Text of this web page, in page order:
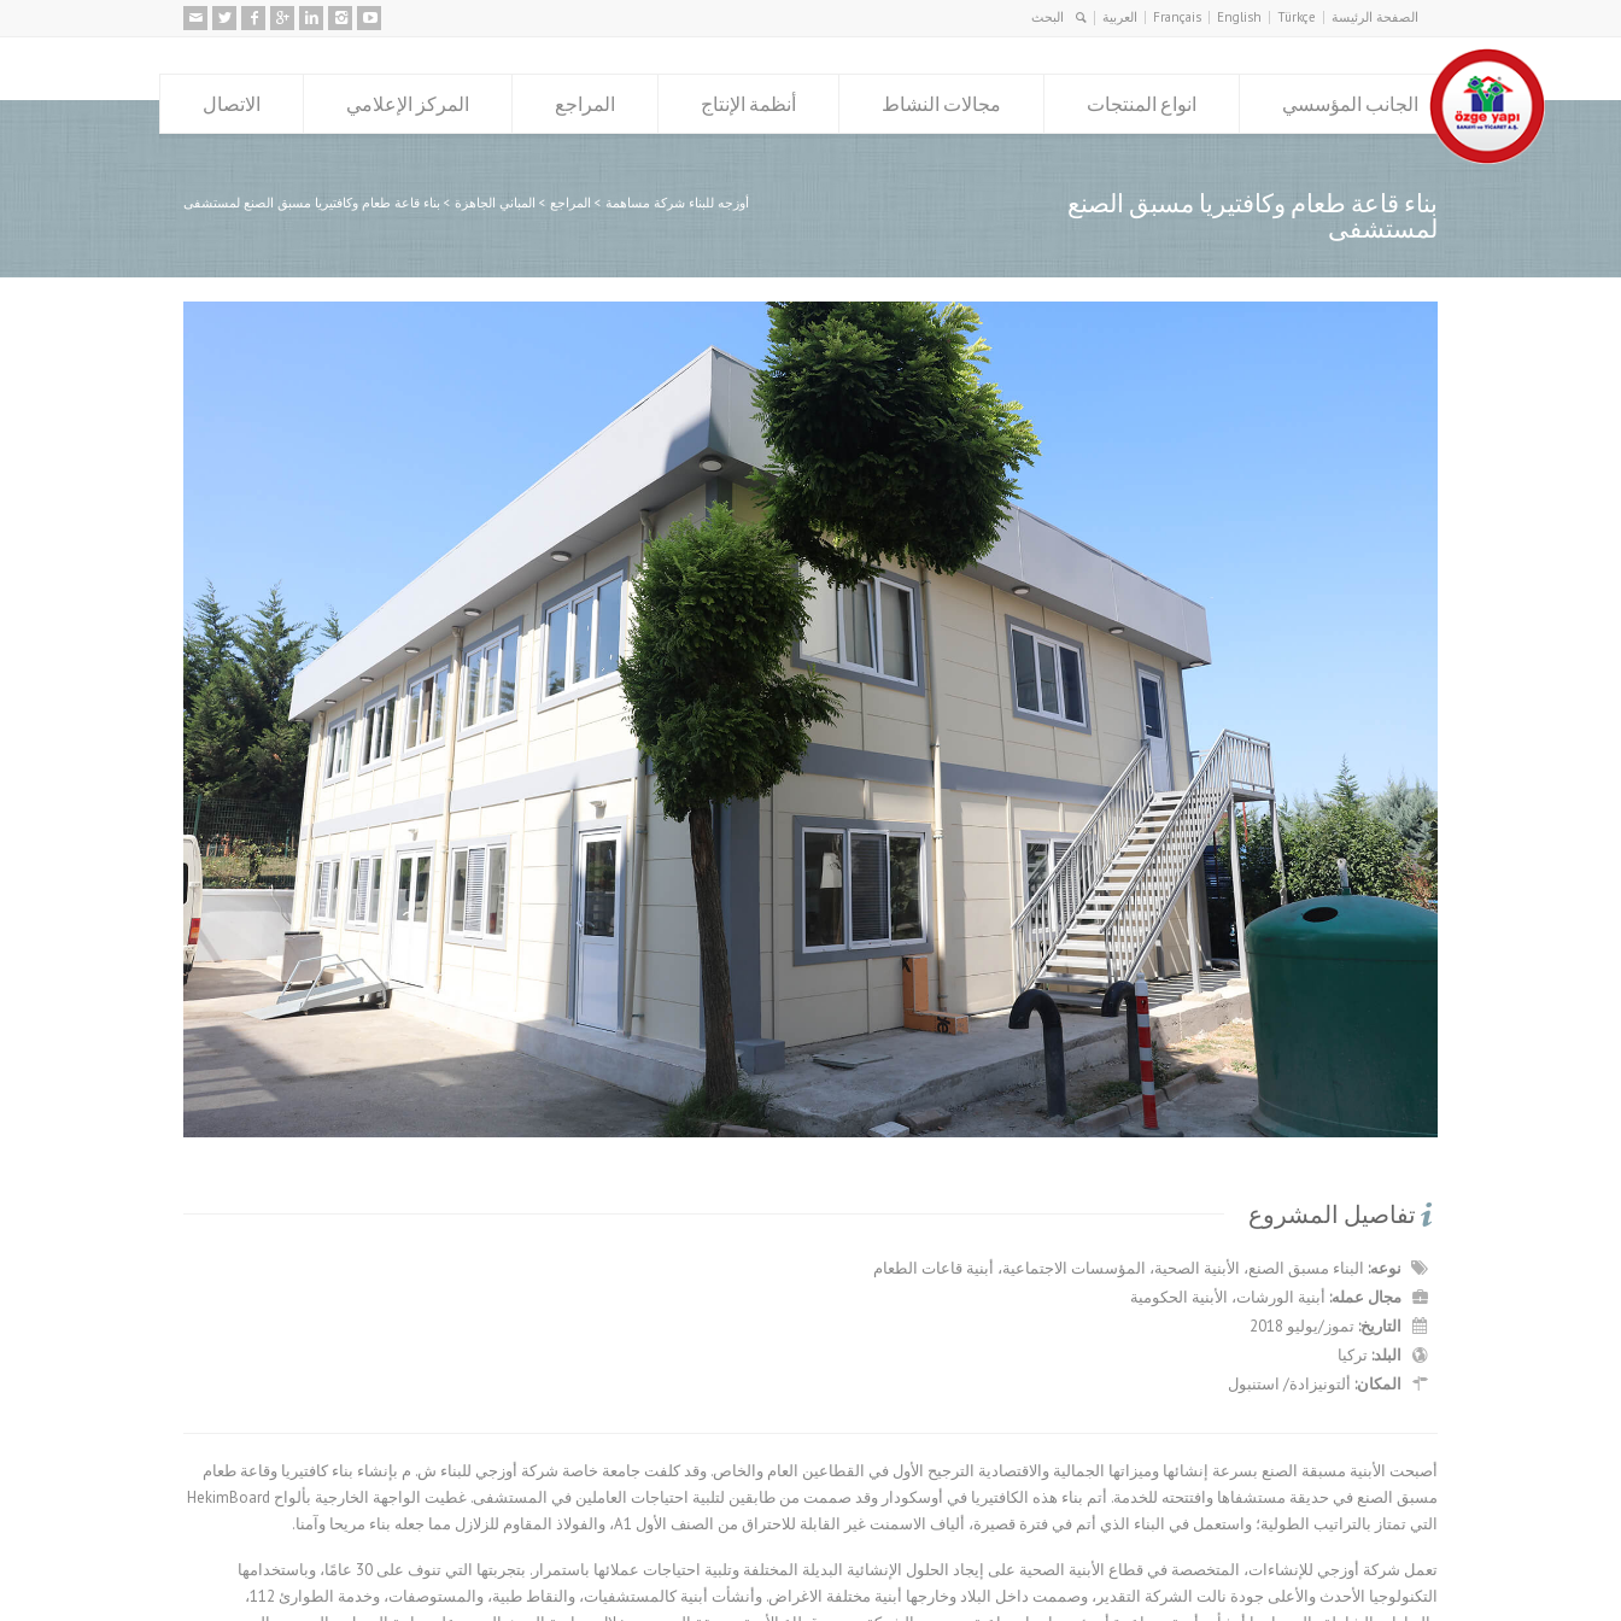
الصفحة الرئيسة Türkçe
English
Français العربية
الجانب المؤسسي انواع المنتجات مجالات النشاط أنظمة الإنتاج المراجع المركز الإعلامي الاتصال
بناء قاعة طعام وكافتيريا مسبق الصنع
لمستشفى
أوزجه للبناء شركة مساهمة > المراجع > المباني الجاهزة > بناء قاعة طعام وكافتيريا مسبق الصنع لمستشفى
تفاصيل المشروع
نوعه: البناء مسبق الصنع، الأبنية الصحية، المؤسسات الاجتماعية، أبنية قاعات الطعام
مجال عمله: أبنية الورشات، الأبنية الحكومية
التاريخ: تموز/يوليو 2018
البلد: تركيا
المكان: ألتونيزادة/ استنبول
أصبحت الأبنية مسبقة الصنع بسرعة إنشائها وميزاتها الجمالية والاقتصادية الترجيح الأول في القطاعين العام والخاص. وقد كلفت جامعة خاصة شركة أوزجي للبناء ش. م بإنشاء بناء كافتيريا وقاعة طعام
مسبق الصنع في حديقة مستشفاها وافتتحته للخدمة. أتم بناء هذه الكافتيريا في أوسكودار وقد صممت من طابقين لتلبية احتياجات العاملين في المستشفى. غطيت الواجهة الخارجية بألواح HekimBoard
التي تمتاز بالتراتيب الطولية؛ واستعمل في البناء الذي أتم في فترة قصيرة، ألياف الاسمنت غير القابلة للاحتراق من الصنف الأول A1، والفولاذ المقاوم للزلازل مما جعله بناء مريحا وآمنا.
تعمل شركة أوزجي للإنشاءات، المتخصصة في قطاع الأبنية الصحية على إيجاد الحلول الإنشائية البديلة المختلفة وتلبية احتياجات عملائها باستمرار. بتجربتها التي تنوف على 30 عامًا، وباستخدامها
التكنولوجيا الأحدث والأعلى جودة نالت الشركة التقدير، وصممت داخل البلاد وخارجها أبنية مختلفة الاغراض. وأنشأت أبنية كالمستشفيات، والنقاط طبية، والمستوصفات، وخدمة الطوارئ 112،